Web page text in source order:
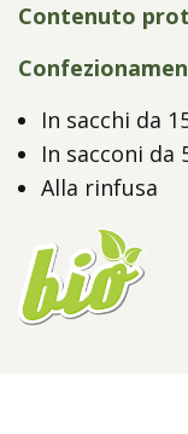
Contenuto
In sacchi da
In sacconi da
Alla rinfusa